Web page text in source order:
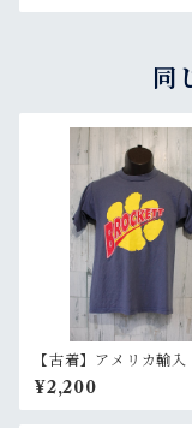
RankB
同
【古着】アメリカ輸入
ジ Tシャツ Brockett
tary School メンズ S
イビー RankB
¥2,200